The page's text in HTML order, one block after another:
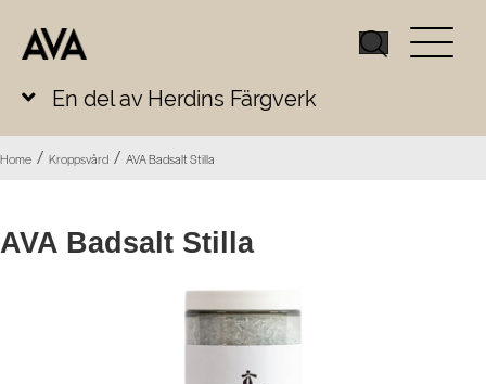
En del av Herdins Färgverk
Home / Kroppsvård / AVA Badsalt Stilla
AVA Badsalt Stilla